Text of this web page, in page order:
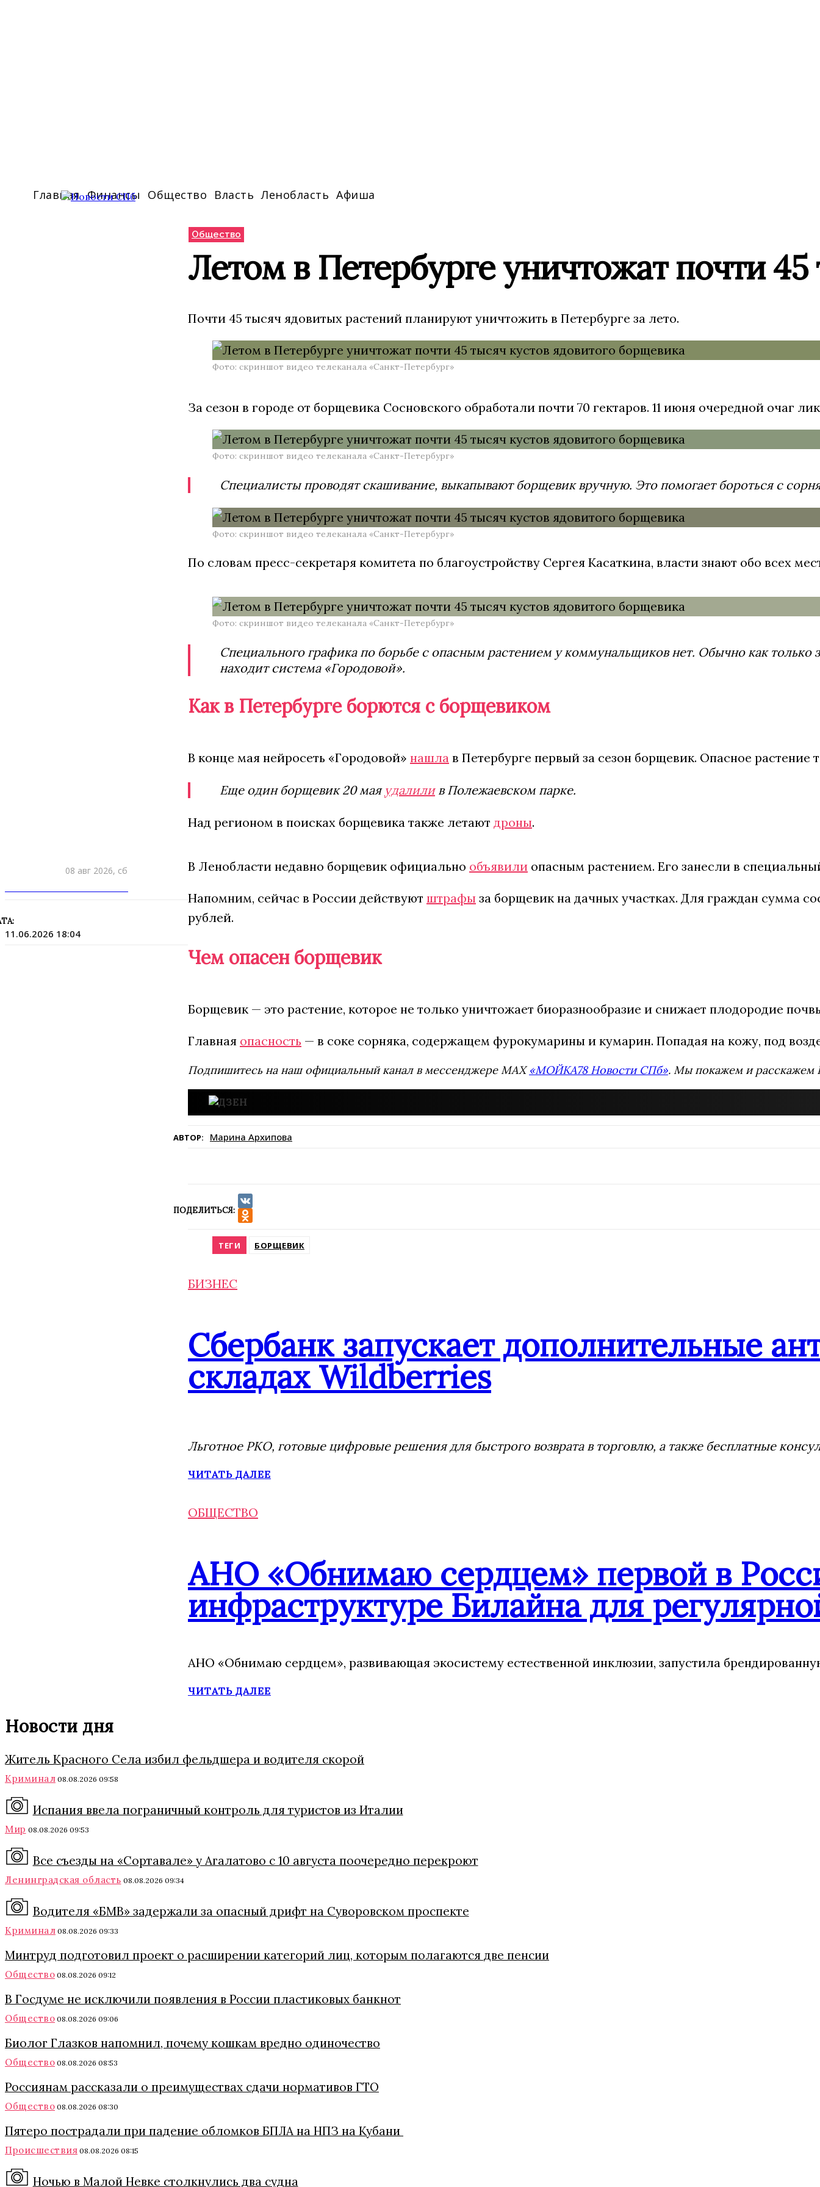
Главная Финансы Общество Власть Ленобласть Афиша
08 авг 2026, сб
11.06.2026 18:04
Общество
Летом в Петербурге уничтожат почти
Почти 45 тысяч ядовитых растений планируют уничтожить в Петербурге за лето.
Фото: скриншот видео телеканала «Санкт-Петербург»
За сезон в городе от борщевика Сосновского обработали почти 70 гектаров. 11 июня очередной очаг
Фото: скриншот видео телеканала «Санкт-Петербург»
Специалисты проводят скашивание, выкапывают борщевик вручную. Это помогает бороться с
Фото: скриншот видео телеканала «Санкт-Петербург»
По словам пресс-секретаря комитета по благоустройству Сергея Касаткина, власти знают обо всех
Фото: скриншот видео телеканала «Санкт-Петербург»
Специального графика по борьбе с опасным растением у коммунальщиков нет. Обычно как
находит система «Городовой».
Как в Петербурге борются с борщевиком
В конце мая нейросеть «Городовой» нашла в Петербурге первый за сезон борщевик. Опасное
Еще один борщевик 20 мая удалилив Полежаевском парке.
Над регионом в поисках борщевика также летают дроны.
В Ленобласти недавно борщевик официально объявили опасным растением. Его занесли в
Напомним, сейчас в России действуют штрафы за борщевик на дачных участках. Для граждан сумма
рублей.
Чем опасен борщевик
Борщевик — это растение, которое не только уничтожает биоразнообразие и снижает плодородие
Главная опасность — в соке сорняка, содержащем фурокумарины и кумарин. Попадая на кожу, под
Подпишитесь на наш официальный канал в мессенджере MAX«МОЙКА78 Новости СПб». Мы покажем и расскажем
АВТОР: Марина Архипова
ПОДЕЛИТЬСЯ:
VK
ТЕГИ БОРЩЕВИК
БИЗНЕС
Сбербанк запускает дополнительные
складах Wildberries
Льготное РКО, готовые цифровые решения для быстрого возврата в торговлю, а также бесплатные
ЧИТАТЬ ДАЛЕЕ
ОБЩЕСТВО
АНО «Обнимаю сердцем» первой в
инфраструктуре Билайна для
АНО «Обнимаю сердцем», развивающая экосистему естественной инклюзии, запустила
ЧИТАТЬ ДАЛЕЕ
Новости дня
Житель Красного Села избил фельдшера и водителя скорой
Криминал 08.08.2026 09:58
Испания ввела пограничный контроль для туристов из Италии
Мир 08.08.2026 09:53
Все съезды на «Сортавале» у Агалатово с 10 августа поочередно перекроют
Ленинградская область 08.08.2026 09:34
Водителя «БМВ» задержали за опасный дрифт на Суворовском проспекте
Криминал 08.08.2026 09:33
Минтруд подготовил проект о расширении категорий лиц, которым полагаются две пенсии
Общество 08.08.2026 09:12
В Госдуме не исключили появления в России пластиковых банкнот
Общество 08.08.2026 09:06
Биолог Глазков напомнил, почему кошкам вредно одиночество
Общество 08.08.2026 08:53
Россиянам рассказали о преимуществах сдачи нормативов ГТО
Общество 08.08.2026 08:30
Пятеро пострадали при падение обломков БПЛА на НПЗ на Кубани
Происшествия 08.08.2026 08:15
Ночью в Малой Невке столкнулись два судна